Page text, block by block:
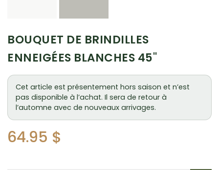
BOUQUET DE BRINDILLES
ENNEIGÉES BLANCHES 45"
Cet article est présentement hors saison et n’est
pas disponible à l’achat. Il sera de retour à
l’automne avec de nouveaux arrivages.
64.95 $